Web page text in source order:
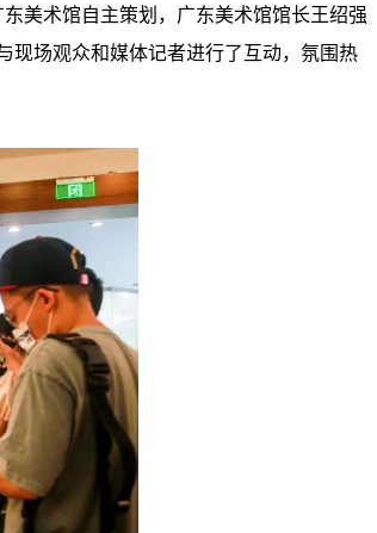
美术馆自主策划，广东美术馆馆长王绍强
现场观众和媒体记者进行了互动，氛围热